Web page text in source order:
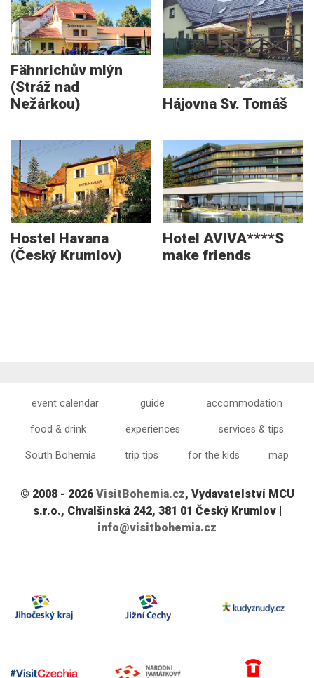
Fähnrichův mlýn
(Stráž nad
Nežárkou)
Hájovna Sv. Tomáš
Hostel Havana
(Český Krumlov)
Hotel AVIVA****S
make friends
event calendar guide accommodation
food & drink experiences services & tips
South Bohemia trip tips for the kids map
© 2008 - 2026 VisitBohemia.cz, Vydavatelství MCU
s.r.o., Chvalšinská 242, 381 01 Český Krumlov |
info@visitbohemia.cz